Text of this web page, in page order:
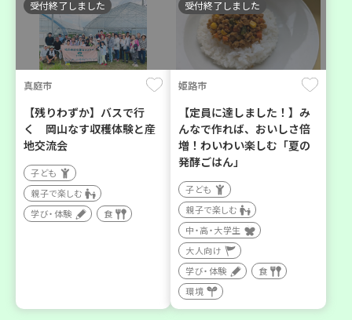
受付終了しました
真庭市
【残りわずか】バスで行
く 岡山なす収穫体験と産
地交流会
子ども
親子で楽しむ
学び・体験
食
受付終了しました
姫路市
【定員に達しました！】み
んなで作れば、おいしさ倍
増！わいわい楽しむ「夏の
発酵ごはん」
子ども
親子で楽しむ
中・高・大学生
大人向け
学び・体験
食
環境